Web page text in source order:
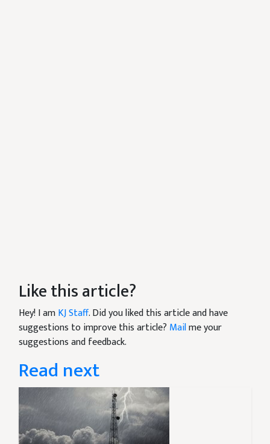
Like this article?
Hey! I amKJ Staff. Did you liked this article and have
suggestions to improve this article? Mailme your
suggestions and feedback.
Read next